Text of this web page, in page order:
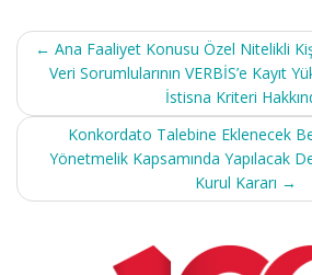
Post
navigation
← Ana Faaliyet Konusu Özel Nitelikli
Veri Sorumlularının VERBİS’e Kayıt
İstisna Kriteri
Konkordato Talebine Eklenecek
Yönetmelik Kapsamında Yapılacak
Kurul Kararı →